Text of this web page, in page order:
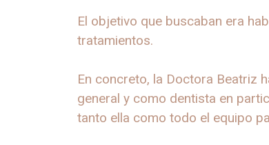
El objetivo que buscaban era
tratamientos.
En concreto, la Doctora Beatriz
general y como dentista en
tanto ella como todo el equipo